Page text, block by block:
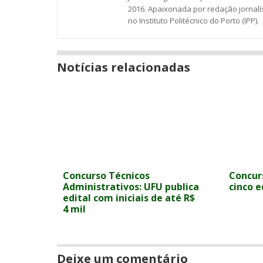
2016. Apaixonada por redação
no Instituto Politécnico do Porto (IPP).
Notícias relacionadas
Concurso Técnicos
Administrativos: UFU publica
edital com iniciais de até R$
4 mil
cinco
Deixe um comentário